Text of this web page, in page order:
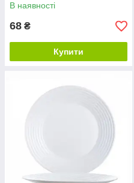
В наявності
68 ₴
Купити